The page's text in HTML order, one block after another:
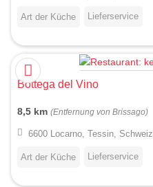
Art der Küche Lieferservice
Bottega del Vino
8,5 km (Entfernung von Brissago)
6600 Locarno, Tessin, Schweiz
Art der Küche Lieferservice